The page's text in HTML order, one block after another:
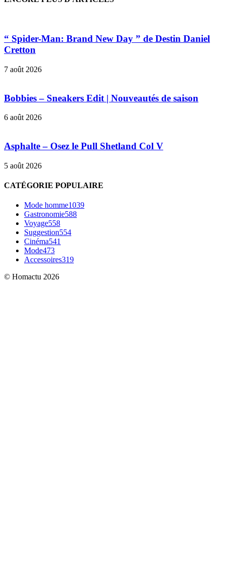
“ Spider-Man: Brand New Day ” de Destin Daniel
Cretton
7 août 2026
Bobbies – Sneakers Edit | Nouveautés de saison
6 août 2026
Asphalte – Osez le Pull Shetland Col V
5 août 2026
CATÉGORIE POPULAIRE
Mode homme1039
Gastronomie588
Voyage558
Suggestion554
Cinéma541
Mode473
Accessoires319
© Homactu 2026